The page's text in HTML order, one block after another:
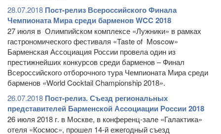
28.07.2018 Пост-релиз Всероссийского Финала
Чемпионата Мира среди барменов WCC 2018
27 июля в Олимпийском комплексе «Лужники» в рамках
гастрономического фестиваля «Taste of Moscow»
Барменская Ассоциация России провела один из
престижнейших конкурсов среди барменов – Финал
Всероссийского отборочного тура Чемпионата Мира среди
барменов «World Cocktail Championship 2018».
26.07.2018 Пост-релиз. Съезд региональных
представителей Барменской Ассоциации России 2018
26 июля 2018 г. в Москве, в конференц-зале «Галактика»
отеля «Космос», прошел 14-й ежегодный съезд